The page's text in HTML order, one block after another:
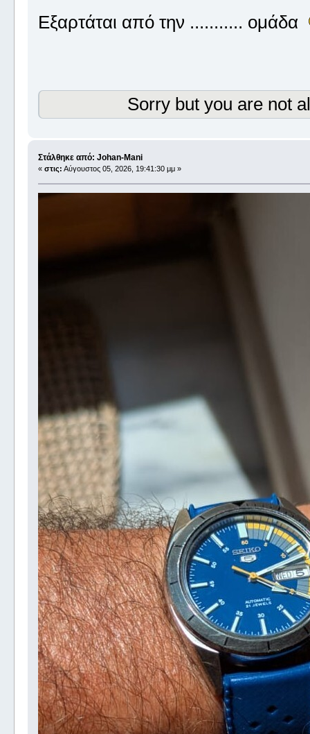
Εξαρτάται από την ........... ομάδα
Sorry but you are not
Στάλθηκε από: Johan-Mani
« στις: Αύγουστος 05, 2026, 19:41:30 μμ »